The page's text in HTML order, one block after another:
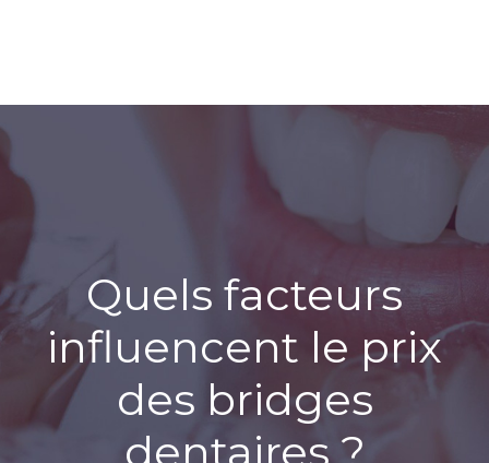
Quels facteurs
influencent le prix
des bridges
dentaires ?